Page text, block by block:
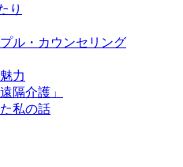
り
ル・カウンセリング
力
隔介護」
私の話